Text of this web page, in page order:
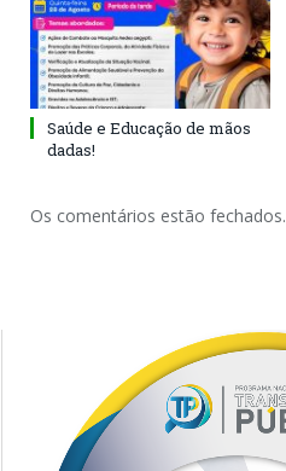
Saúde e Educação de mãos
dadas!
Os comentários estão fechados.